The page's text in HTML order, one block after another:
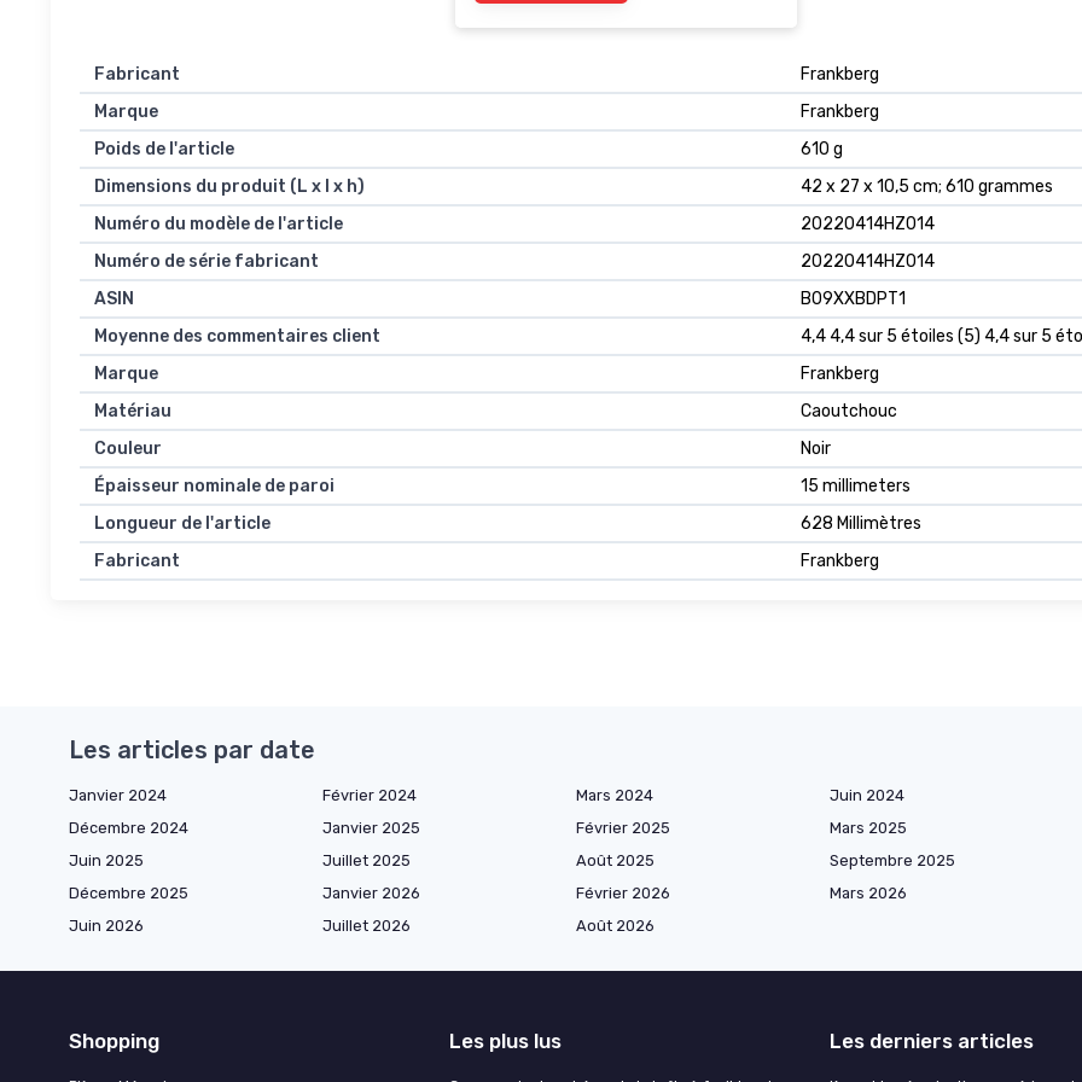
Fabricant
‎Frankberg
Marque
‎Frankberg
Poids de l'article
‎610 g
Dimensions du produit (L x l x h)
‎42 x 27 x 10,5 cm; 610 grammes
Numéro du modèle de l'article
‎20220414HZ014
Numéro de série fabricant
‎20220414HZ014
ASIN
B09XXBDPT1
Moyenne des commentaires client
4,4 4,4 sur 5 étoiles (5) 4,4 sur 5
Marque
Frankberg
Matériau
Caoutchouc
Couleur
Noir
Épaisseur nominale de paroi
15 millimeters
Longueur de l'article
628 Millimètres
Fabricant
Frankberg
Les articles par date
Janvier 2024 Février 2024 Mars 2024
Juin 2024
Décembre 2024
Janvier 2025 Février 2025
Mars 2025
Juin 2025
Juillet 2025 Août 2025
Septembre 2025
Décembre 2025
Janvier 2026 Février 2026
Mars 2026
Juin 2026
Juillet 2026 Août 2026
Shopping Les plus lus Les derniers articles